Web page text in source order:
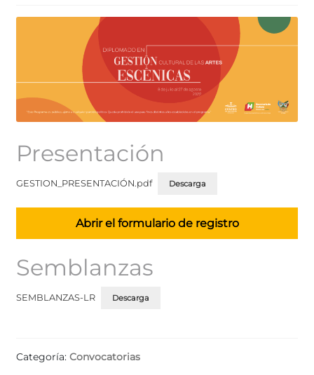
Presentación
GESTION_PRESENTACIÓN.pdf Descarga
Abrir el formulario de registro
Semblanzas
SEMBLANZAS-LR Descarga
Categoría: Convocatorias